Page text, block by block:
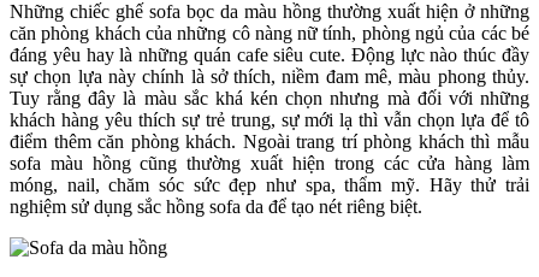
Những chiếc ghế sofa bọc da màu hồng thường xuất hiện ở những
căn phòng khách của những cô nàng nữ tính, phòng ngủ của các bé
đáng yêu hay là những quán cafe siêu cute. Động lực nào thúc đầy
sự chọn lựa này chính là sở thích, niềm đam mê, màu phong thủy.
Tuy rằng đây là màu sắc khá kén chọn nhưng mà đối với những
khách hàng yêu thích sự trẻ trung, sự mới lạ thì vẫn chọn lựa để tô
điểm thêm căn phòng khách. Ngoài trang trí phòng khách thì mẫu
sofa màu hồng cũng thường xuất hiện trong các cửa hàng làm
móng, nail, chăm sóc sức đẹp như spa, thẩm mỹ. Hãy thử trải
nghiệm sử dụng sắc hồng sofa da để tạo nét riêng biệt.